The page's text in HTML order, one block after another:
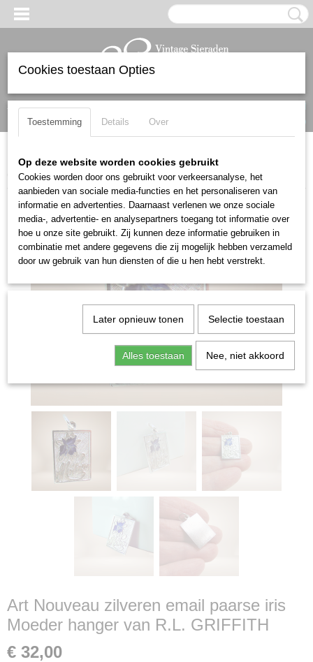
Inloggen Registreren
(0)
Home >Kettingen> Hangers en bedels>Art Nouveau zilveren
email paarse iris Moeder hanger van R.L. GRIFFITH
Art Nouveau zilveren email paarse iris
Moeder hanger van R.L. GRIFFITH
€ 32,00
Cookies toestaan Opties
Toestemming Details Over
Op deze website worden cookies gebruikt
Cookies worden door ons gebruikt voor verkeersanalyse, het
aanbieden van sociale media-functies en het personaliseren van
informatie en advertenties. Daarnaast verlenen we onze sociale
media-, advertentie- en analysepartners toegang tot informatie over
hoe u onze site gebruikt. Zij kunnen deze informatie gebruiken in
combinatie met andere gegevens die zij mogelijk hebben verzameld
door uw gebruik van hun diensten of die u hen hebt verstrekt.
Later opnieuw tonen Selectie toestaan
Alles toestaan Nee, niet akkoord